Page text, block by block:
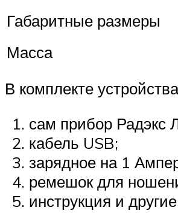
Габаритные размеры
Масса
В комплекте
сам прибор Радэкс
кабель USB;
зарядное на 1
ремешок для
инструкция и